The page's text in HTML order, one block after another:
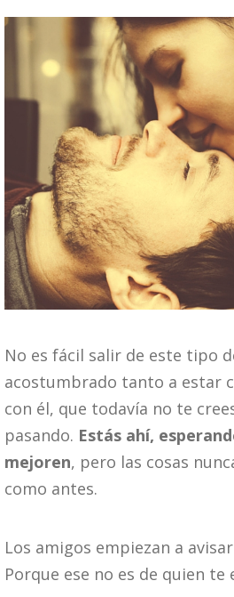
No es fácil salir de este tipo
acostumbrado tanto a estar
con él, que todavía no te
pasando. Estás ahí,
mejoren, pero las cosas
como antes.
Los amigos empiezan a
Porque ese no es de quien te